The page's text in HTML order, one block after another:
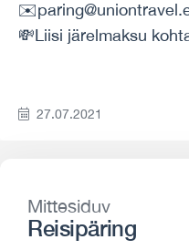
💸Liisi järelmaksu
27.07.2021
Mittesiduv
Reisipäring